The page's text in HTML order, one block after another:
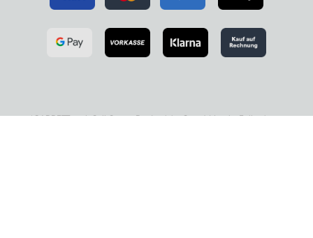
*GARRETT et al. Call Center Productivity Over 6 Months Following a